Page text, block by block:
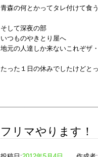
青森の何とかってタレ付けて食
そして深夜の部
いつものやきとり屋へ
地元の人達しか来ないこれぞザ
たった１日の休みでしたけどと
フリマやります！